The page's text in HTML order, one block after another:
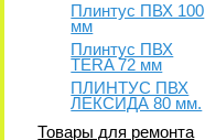
Плинтус ПВХ 100
мм
Плинтус ПВХ
TERA 72 мм
ПЛИНТУС ПВХ
ЛЕКСИДА 80 мм.
Товары для ремонта